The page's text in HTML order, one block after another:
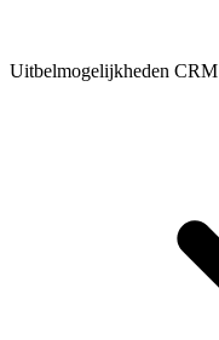
Uitbelmogelijkheden CRM